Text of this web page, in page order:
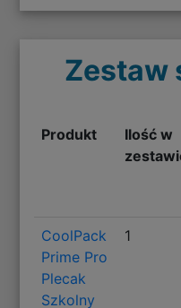
Zestaw
Produkt
Ilość w
CoolPack
Prime Pro
Plecak
Szkolny
1